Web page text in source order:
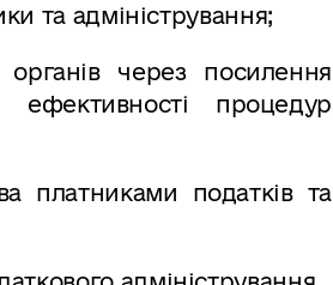
та адміністрування;
через посилення
ефективності процедур
платниками податків та